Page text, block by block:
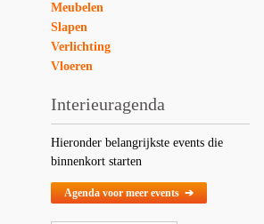
Meubelen
Slapen
Verlichting
Vloeren
Interieuragenda
Hieronder belangrijkste events die
binnenkort starten
Agenda voor meer events ➔